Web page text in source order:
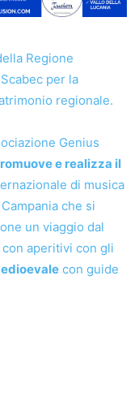
Regione
per la
regionale.
Genius
e realizza il
di musica
che si
un viaggio dal
aperitivi con gli
con guide